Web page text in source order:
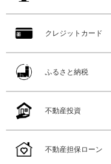
クレジットカード
ふるさと納税
不動産投資
不動産担保ローン